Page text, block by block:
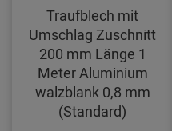
Traufblech mit
Umschlag Zuschnitt
200 mm Länge 1
Meter Aluminium
walzblank 0,8 mm
(Standard)